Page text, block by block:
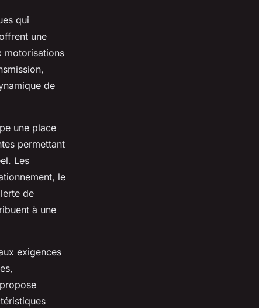
qui
une
motorisations
de
une place
permettant
Les
le
de
à une
exigences